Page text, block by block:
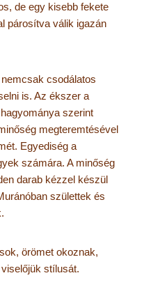
de egy kisebb fekete
párosítva válik igazán
csodálatos
is. Az ékszer a
szerint
megteremtésével
Egyediség a
számára. A minőség
darab kézzel készül
születtek és
örömet okoznak,
stílusát.